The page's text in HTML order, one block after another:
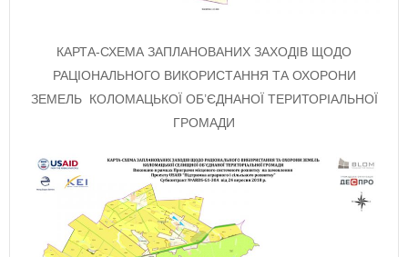
КАРТА-СХЕМА ЗАПЛАНОВАНИХ ЗАХОДІВ ЩОДО
РАЦІОНАЛЬНОГО ВИКОРИСТАННЯ ТА ОХОРОНИ
ЗЕМЕЛЬ КОЛОМАЦЬКОЇ ОБ’ЄДНАНОЇ ТЕРИТОРІАЛЬНОЇ
ГРОМАДИ